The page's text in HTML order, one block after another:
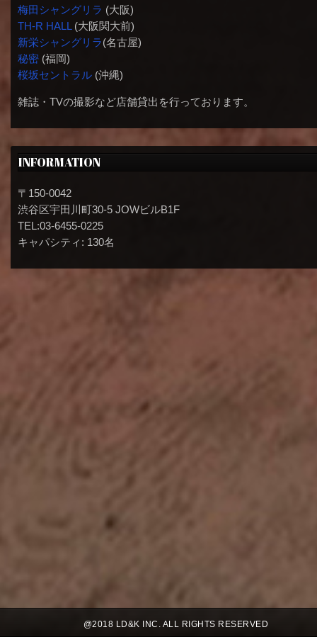
梅田シャングリラ (大阪)
TH-R HALL(大阪関大前)
新栄シャングリラ(名古屋)
秘密(福岡)
桜坂セントラル(沖縄)
雑誌・TVの撮影など店舗貸出を行っております。
INFORMATION
〒150-0042
渋谷区宇田川町30-5 JOWビルB1F
TEL:03-6455-0225
キャパシティ: 130名
@2018 LD&K INC. ALL RIGHTS RESERVED